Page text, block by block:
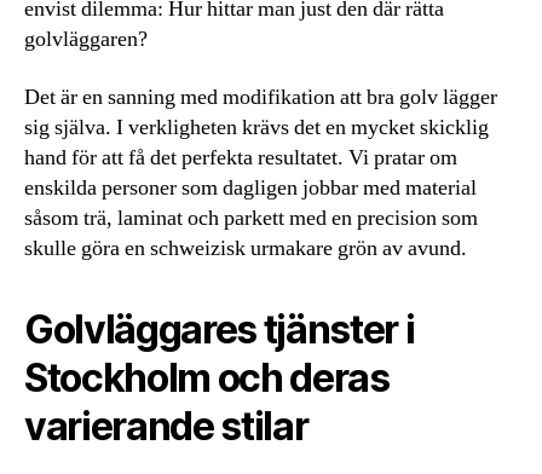
envist dilemma: Hur hittar man just den där rätta
golvläggaren?
Det är en sanning med modifikation att bra golv lägger
sig själva. I verkligheten krävs det en mycket skicklig
hand för att få det perfekta resultatet. Vi pratar om
enskilda personer som dagligen jobbar med material
såsom trä, laminat och parkett med en precision som
skulle göra en schweizisk urmakare grön av avund.
Golvläggares tjänster i
Stockholm och deras
varierande stilar